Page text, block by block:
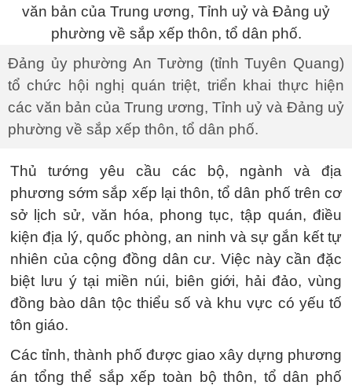
Đảng ủy phường An Tường (tỉnh Tuyên Quang)
tổ chức hội nghị quán triệt, triển khai thực hiện
các văn bản của Trung ương, Tỉnh uỷ và Đảng uỷ
phường về sắp xếp thôn, tổ dân phố.
Thủ tướng yêu cầu các bộ, ngành và địa
phương sớm sắp xếp lại thôn, tổ dân phố trên cơ
sở lịch sử, văn hóa, phong tục, tập quán, điều
kiện địa lý, quốc phòng, an ninh và sự gắn kết tự
nhiên của cộng đồng dân cư. Việc này cần đặc
biệt lưu ý tại miền núi, biên giới, hải đảo, vùng
đồng bào dân tộc thiểu số và khu vực có yếu tố
tôn giáo.
Các tỉnh, thành phố được giao xây dựng phương
án tổng thể sắp xếp toàn bộ thôn, tổ dân phố